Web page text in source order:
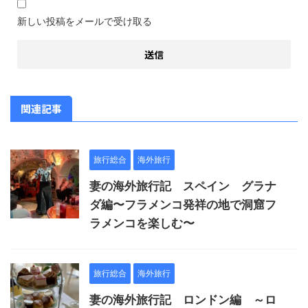
新しい投稿をメールで受け取る
関連記事
旅行総合 海外旅行
妻の海外旅行記 スペイン グラナ
ダ編〜フラメンコ発祥の地で洞窟フ
ラメンコを楽しむ〜
旅行総合 海外旅行
妻の海外旅行記 ロンドン編 ～ロ